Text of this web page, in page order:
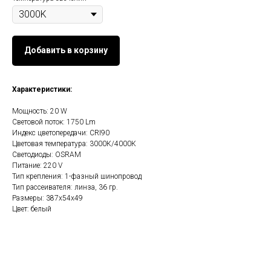
Добавить в корзину
Характеристики:
Мощность: 20 W
Световой поток: 1750 Lm
Индекс цветопередачи: CRI90
Цветовая температура: 3000К/4000К
Светодиоды: OSRAM
Питание: 220 V
Тип крепления: 1-фазный шинопровод
Тип рассеивателя: линза, 36 гр.
Размеры: 387х54х49
Цвет: белый